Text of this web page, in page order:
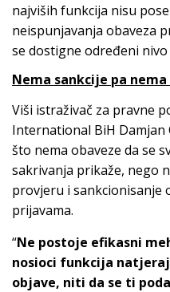
najviših funkcija nisu
neispunjavanja obaveza
se dostigne određeni
Nema sankcije pa
Viši istraživač za pravne
International BiH Damjan
što nema obaveze da se
sakrivanja prikaže, nego
provjeru i sankcionisanje
prijavama.
“Ne postoje efikasni
nosioci funkcija
objave, niti da se ti